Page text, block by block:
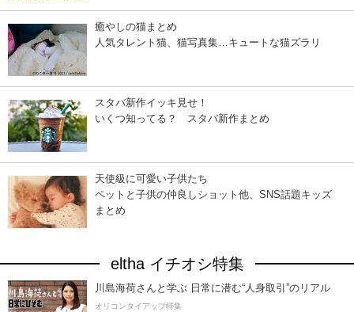
癒やしの猫まとめ
人気タレント猫、猫写真集…キュートな猫ズラリ
スタバ新作イッキ見せ！
いくつ知ってる？ スタバ新作まとめ
天使級に可愛い子供たち
ペットと子供の仲良しショット他、SNS話題キッズ
まとめ
eltha イチオシ特集
川島海荷さんと学ぶ 日常に潜む“人身取引”のリアル
オリコンタイアップ特集